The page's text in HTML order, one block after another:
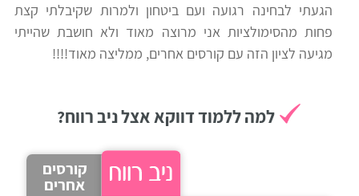
לימודים
הגעתי לבחינה רגועה ועם ביטחון ולמרות שקיבלתי קצת
פחות מהסימולציות אני מרוצה מאוד ולא חושבת שהייתי
מגיעה לציון הזה עם קורסים אחרים, ממליצה מאוד!!!!
למה ללמוד דווקא אצל ניב רווח?
קורסים
אחרים